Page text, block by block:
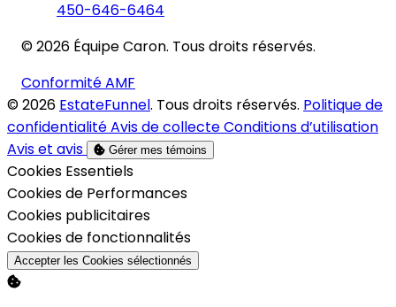
450-646-6464
© 2026 Équipe Caron. Tous droits réservés.
Conformité AMF
© 2026 EstateFunnel. Tous droits réservés. Politique de
confidentialitéAvis de collecteConditions d’utilisation
Avis et avis
Gérer mes témoins
Activer
Cookies Essentiels
Activer
Cookies de Performances
Activer
Cookies publicitaires
Activer
Cookies de fonctionnalités
Accepter les Cookies sélectionnés